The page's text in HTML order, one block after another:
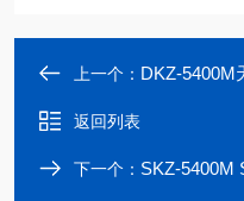
上一个： DKZ-5400M天
返回列表
下一个： SKZ-5400M SKZ-